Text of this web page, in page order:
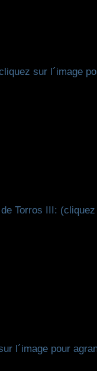
sur l´image
Torros III:
l´image pour